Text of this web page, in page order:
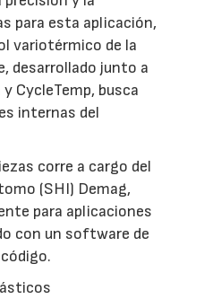
para esta aplicación,
variotérmico de la
desarrollado junto a
CycleTemp, busca
internas del
corre a cargo del
(SHI) Demag,
para aplicaciones
con un software de